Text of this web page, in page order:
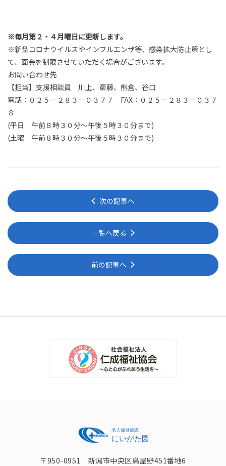
※毎月第２・４月曜日に更新します。
※新型コロナウイルスやインフルエンザ等、感染拡大防止策とし
て、面会を制限させていただく場合がございます。
お問い合わせ先
【担当】支援相談員 川上、斎藤、熊倉、谷口
電話：０２５－２８３－０３７７ FAX ：０２５－２８３－０３７
８
(平日 午前８時３０分～午後５時３０分まで)
(土曜 午前８時３０分～午後５時３０分まで)
次の記事へ
一覧へ戻る
前の記事へ
〒950-0951 新潟市中央区鳥屋野451番地6